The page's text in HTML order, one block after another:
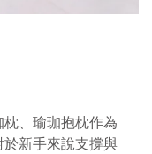
、瑜珈抱枕作為
新手來說支撐與